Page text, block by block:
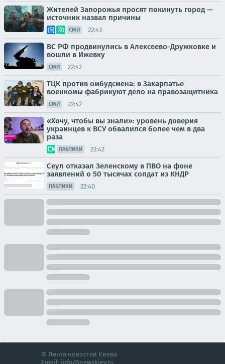
Жителей Запорожья просят покинуть город —
источник назвал причины
СМИ 22:43
ВС РФ продвинулись в Алексеево-Дружковке и
вошли в Ижевку
СМИ 22:42
ТЦК против омбудсмена: в Закарпатье
военкомы фабрикуют дело на правозащитника
СМИ 22:42
«Хочу, чтобы вы знали»: уровень доверия
украинцев к ВСУ обвалился более чем в два
раза
ПАБЛИКИ 22:42
Сеул отказал Зеленскому в ПВО на фоне
заявлений о 50 тысячах солдат из КНДР
ПАБЛИКИ 22:40
© Лента новостей Киева
Email: info@newskiev.ru